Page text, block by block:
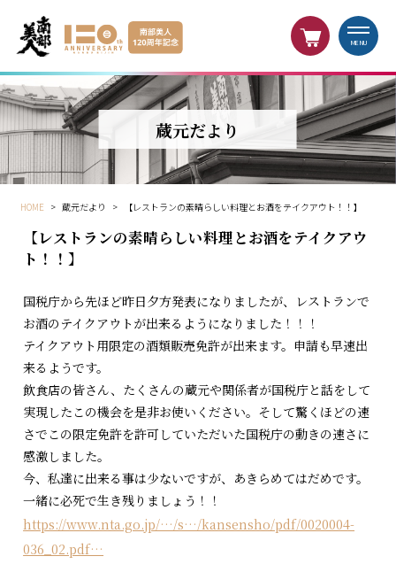
MENU
蔵元だより
HOME > 蔵元だより > 【レストランの素晴らしい料理とお酒をテイクアウト！！】
【レストランの素晴らしい料理とお酒をテイクアウ
ト！！】
国税庁から先ほど昨日夕方発表になりましたが、レストランで
お酒のテイクアウトが出来るようになりました！！！
テイクアウト用限定の酒類販売免許が出来ます。申請も早速出
来るようです。
飲食店の皆さん、たくさんの蔵元や関係者が国税庁と話をして
実現したこの機会を是非お使いください。そして驚くほどの速
さでこの限定免許を許可していただいた国税庁の動きの速さに
感激しました。
今、私達に出来る事は少ないですが、あきらめてはだめです。
一緒に必死で生き残りましょう！！
https://www.nta.go.jp/…/s…/kansensho/pdf/0020004-
036_02.pdf…